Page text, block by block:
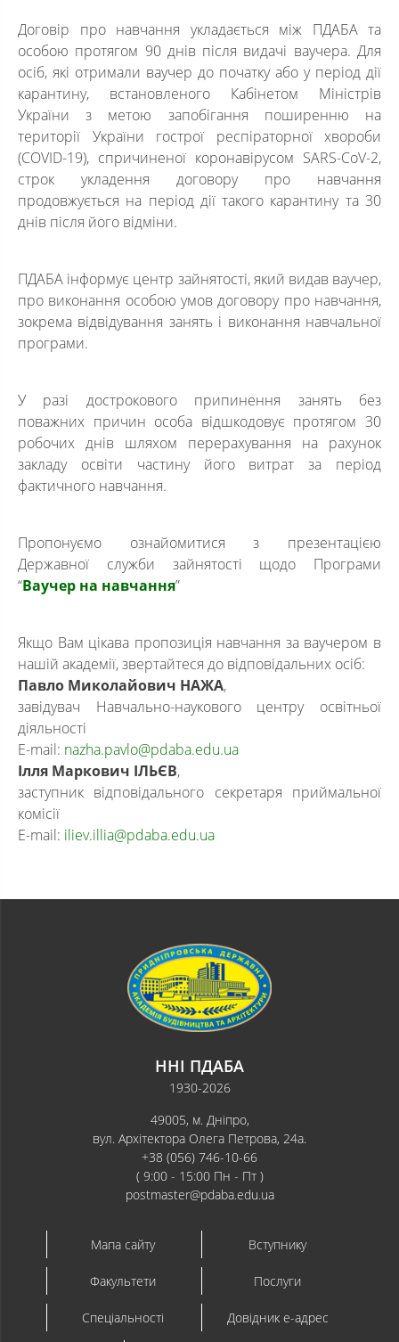
Договір про навчання укладається між ПДАБА та
особою протягом 90 днів після видачі ваучера. Для
осіб, які отримали ваучер до початку або у період дії
карантину, встановленого Кабінетом Міністрів
України з метою запобігання поширенню на
території України гострої респіраторної хвороби
(COVID-19), спричиненої коронавірусом SARS-CoV-2,
строк укладення договору про навчання
продовжується на період дії такого карантину та 30
днів після його відміни.
ПДАБА інформує центр зайнятості, який видав ваучер,
про виконання особою умов договору про навчання,
зокрема відвідування занять і виконання навчальної
програми.
У разі дострокового припинення занять без
поважних причин особа відшкодовує протягом 30
робочих днів шляхом перерахування на рахунок
закладу освіти частину його витрат за період
фактичного навчання.
Пропонуємо ознайомитися з презентацією
Державної служби зайнятості щодо Програми
“Ваучер на навчання”
Якщо Вам цікава пропозиція навчання за ваучером в
нашій академії, звертайтеся до відповідальних осіб:
Павло Миколайович НАЖА,
завідувач Навчально-наукового центру освітньої
діяльності
E-mail: nazha.pavlo@pdaba.edu.ua
Ілля Маркович ІЛЬЄВ,
заступник відповідального секретаря приймальної
комісії
E-mail: iliev.illia@pdaba.edu.ua
ННІ ПДАБА
1930-2026
49005, м. Дніпро,
вул. Архітектора Олега Петрова, 24а.
+38 (056) 746-10-66
( 9:00 - 15:00 Пн - Пт )
postmaster@pdaba.edu.ua
Мапа сайту Вступнику
Факультети Послуги
Спеціальності Довідник e-адрес